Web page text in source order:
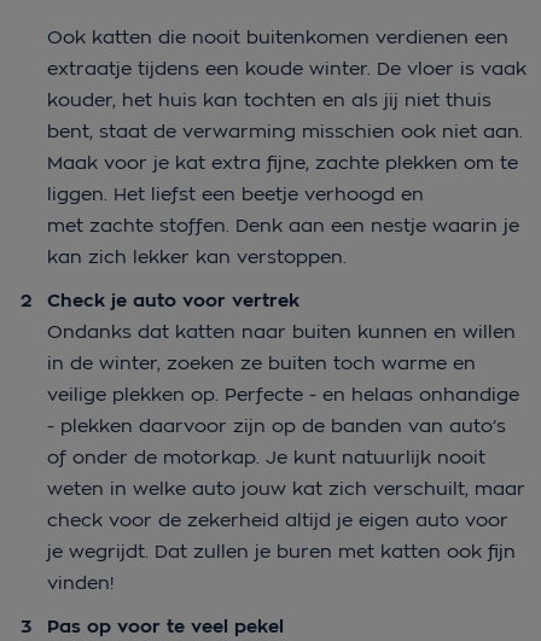
Ook katten die nooit buitenkomen verdienen een
extraatje tijdens een koude winter. De vloer is vaak
kouder, het huis kan tochten en als jij niet thuis
bent, staat de verwarming misschien ook niet aan.
Maak voor je kat extra fijne, zachte plekken om te
liggen. Het liefst een beetje verhoogd en
met zachte stoffen. Denk aan een nestje waarin je
kan zich lekker kan verstoppen.
Check je auto voor vertrek
Ondanks dat katten naar buiten kunnen en willen
in de winter, zoeken ze buiten toch warme en
veilige plekken op. Perfecte - en helaas onhandige
- plekken daarvoor zijn op de banden van auto’s
of onder de motorkap. Je kunt natuurlijk nooit
weten in welke auto jouw kat zich verschuilt, maar
check voor de zekerheid altijd je eigen auto voor
je wegrijdt. Dat zullen je buren met katten ook fijn
vinden!
Pas op voor te veel pekel